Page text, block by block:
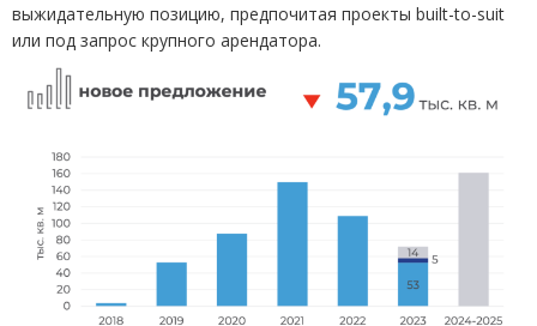
выжидательную позицию, предпочитая проекты built-to-suit
или под запрос крупного арендатора.